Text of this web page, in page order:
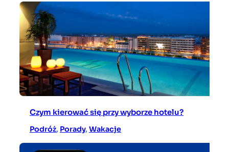
Czym kierować się przy wyborze hotelu?
Podróż, Porady, Wakacje